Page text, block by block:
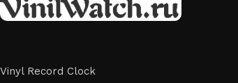
Vinyl Record Clock